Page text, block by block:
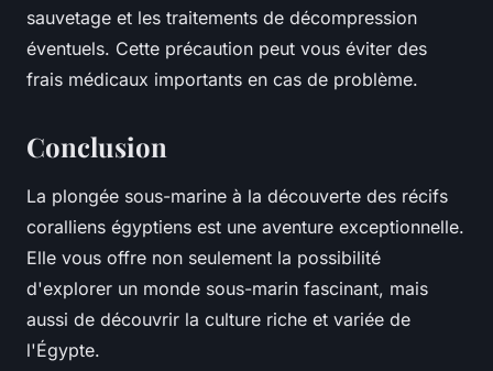
sauvetage et les traitements de décompression
éventuels. Cette précaution peut vous éviter des
frais médicaux importants en cas de problème.
Conclusion
La plongée sous-marine à la découverte des récifs
coralliens égyptiens est une aventure exceptionnelle.
Elle vous offre non seulement la possibilité
d'explorer un monde sous-marin fascinant, mais
aussi de découvrir la culture riche et variée de
l'Égypte.